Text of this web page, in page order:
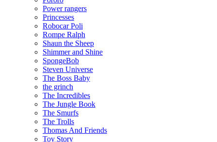
Power rangers
Princesses
Robocar Poli
Rompe Ralph
Shaun the Sheep
Shimmer and Shine
SpongeBob
Steven Universe
The Boss Baby
the grinch
The Incredibles
The Jungle Book
The Smurfs
The Trolls
Thomas And Friends
Toy Story